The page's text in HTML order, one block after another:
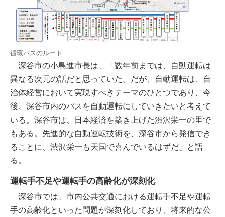
循環バスのルート
深谷市の小島進市長は、「数年前までは、自動運転は
異なる次元の話だと思っていた。だが、自動運転は、自
治体経営において実現すべきテーマのひとつであり、今
後、深谷市内のバスを自動運転にしていきたいと考えて
いる。深谷市は、日本経済を築き上げた渋沢栄一の里で
もある。先進的な自動運転技術を、深谷市から発信でき
ることに、渋沢栄一も天国で喜んでいるはずだ」と語
る。
運転手不足や運転手の高齢化が深刻化
深谷市では、市内公共交通における運転手不足や運転
手の高齢化といった問題が深刻化しており、将来的な公